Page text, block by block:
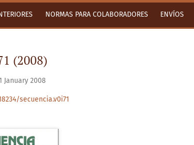
NORMAS PARA COLABORADORES ENVÍOS
(2008)
January 2008
secuencia.v0i71